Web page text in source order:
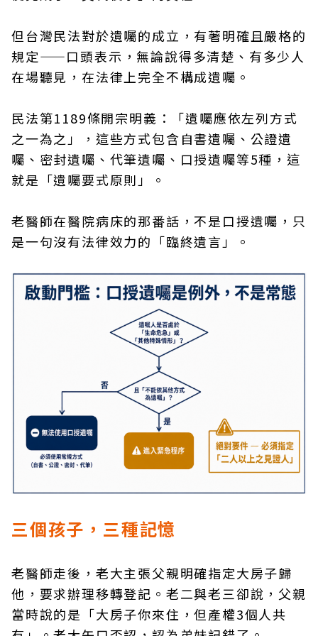
但台灣民法對於遺囑的成立，有著明確且嚴格的
規定——口頭表示，無論說得多清楚、有多少人
在場聽見，在法律上完全不構成遺囑。
民法第1189條開宗明義：「遺囑應依左列方式
之一為之」，這些方式包含自書遺囑、公證遺
囑、密封遺囑、代筆遺囑、口授遺囑等5種，這
就是「遺囑要式原則」。
老醫師在醫院病床的那番話，不是口授遺囑，只
是一句沒有法律效力的「臨終遺言」。
三個孩子，三種記憶
老醫師走後，老大主張父親明確指定大房子歸
他，要求辦理移轉登記。老二與老三卻說，父親
當時說的是「大房子你來住，但產權3個人共